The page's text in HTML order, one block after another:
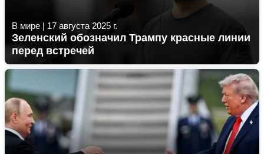
В мире | 17 августа 2025 г.
Зеленский обозначил Трампу красные линии
перед встречей